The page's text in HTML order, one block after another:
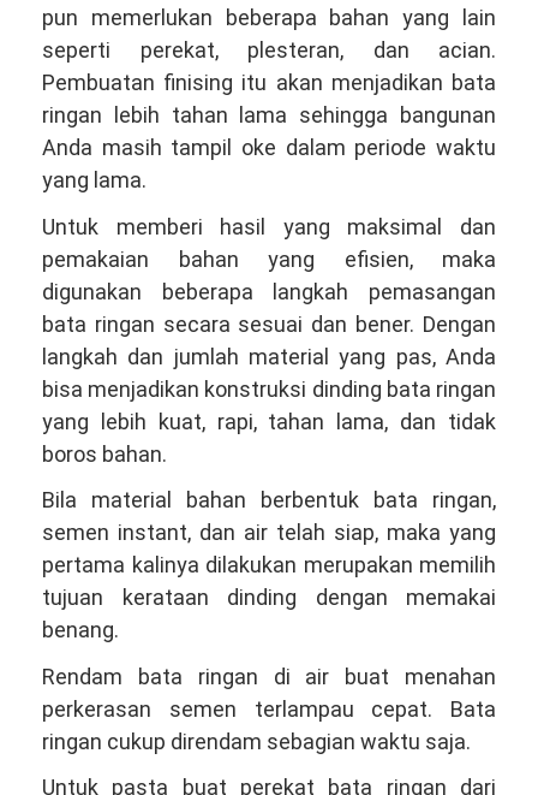
pun memerlukan beberapa bahan yang lain
seperti perekat, plesteran, dan acian.
Pembuatan finising itu akan menjadikan bata
ringan lebih tahan lama sehingga bangunan
Anda masih tampil oke dalam periode waktu
yang lama.
Untuk memberi hasil yang maksimal dan
pemakaian bahan yang efisien, maka
digunakan beberapa langkah pemasangan
bata ringan secara sesuai dan bener. Dengan
langkah dan jumlah material yang pas, Anda
bisa menjadikan konstruksi dinding bata ringan
yang lebih kuat, rapi, tahan lama, dan tidak
boros bahan.
Bila material bahan berbentuk bata ringan,
semen instant, dan air telah siap, maka yang
pertama kalinya dilakukan merupakan memilih
tujuan kerataan dinding dengan memakai
benang.
Rendam bata ringan di air buat menahan
perkerasan semen terlampau cepat. Bata
ringan cukup direndam sebagian waktu saja.
Untuk pasta buat perekat bata ringan dari